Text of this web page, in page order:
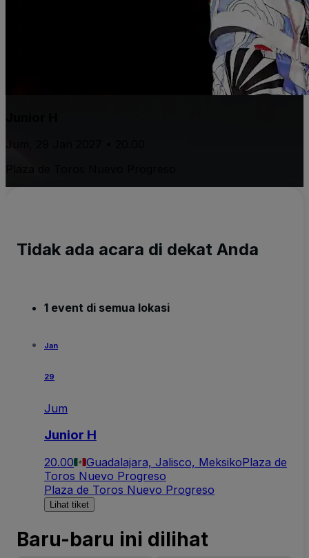
Jum, 29 Jan 2027 • 20.00
Tidak ada acara di dekat Anda
1 event di semua lokasi
Jan
29
Jum
Junior H
20.00 Guadalajara, Jalisco, MeksikoPlaza de
Toros Nuevo Progreso
Plaza de Toros Nuevo Progreso
Lihat tiket
Baru-baru ini dilihat